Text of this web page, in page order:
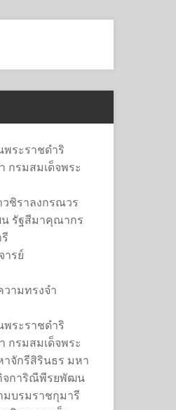
พระราชดำริ
กรมสมเด็จพระ
ชิราลงกรณวร
รัฐสีมาคุณากร
ารย์
ามทรงจำ
พระราชดำริ
กรมสมเด็จพระ
าจักรีสิรินธร มหา
จการิณีพีรยพัฒน
บรมราชกุมารี